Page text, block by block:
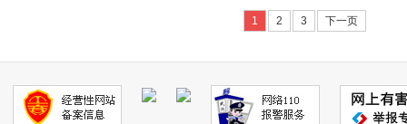
1 2 3 下一页